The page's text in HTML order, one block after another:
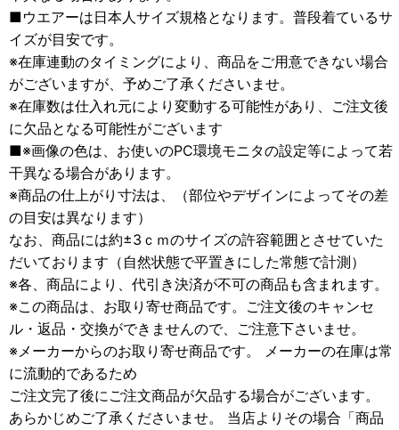
■ウエアーは日本人サイズ規格となります。普段着ているサ
イズが目安です。
※在庫連動のタイミングにより、商品をご用意できない場合
がございますが、予めご了承くださいませ。
※在庫数は仕入れ元により変動する可能性があり、ご注文後
に欠品となる可能性がございます
■※画像の色は、お使いのPC環境モニタの設定等によって若
干異なる場合があります。
※商品の仕上がり寸法は、（部位やデザインによってその差
の目安は異なります）
なお、商品には約±3ｃｍのサイズの許容範囲とさせていた
だいております（自然状態で平置きにした常態で計測）
※各、商品により、代引き決済が不可の商品も含まれます。
※この商品は、お取り寄せ商品です。ご注文後のキャンセ
ル・返品・交換ができませんので、ご注意下さいませ。
※メーカーからのお取り寄せ商品です。 メーカーの在庫は常
に流動的であるため
ご注文完了後にご注文商品が欠品する場合がございます。
あらかじめご了承くださいませ。 当店よりその場合「商品